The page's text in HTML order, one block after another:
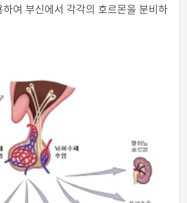
여 부신에서 각각의 호르몬을 분비하